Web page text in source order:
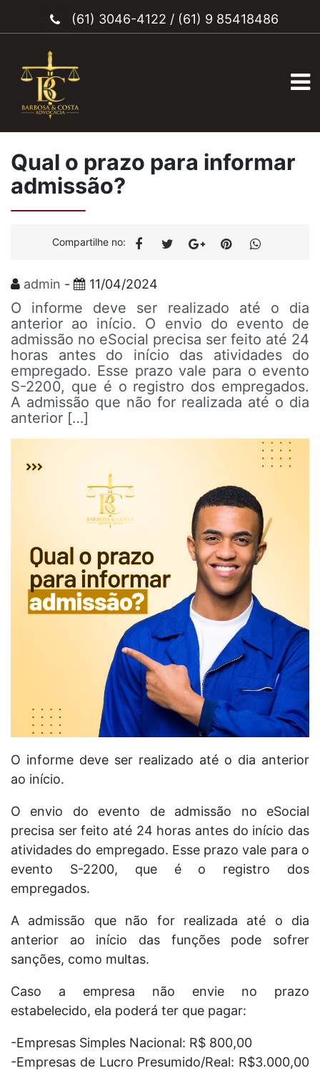
(61) 3046-4122 / (61) 9 85418486
Qual o prazo para informar
admissão?
Compartilhe no:
admin - 11/04/2024
O informe deve ser realizado até o dia
anterior ao início. O envio do evento de
admissão no eSocial precisa ser feito até 24
horas antes do início das atividades do
empregado. Esse prazo vale para o evento
S-2200, que é o registro dos empregados.
A admissão que não for realizada até o dia
anterior […]
O informe deve ser realizado até o dia anterior
ao início.
O envio do evento de admissão no eSocial
precisa ser feito até 24 horas antes do início das
atividades do empregado. Esse prazo vale para o
evento S-2200, que é o registro dos
empregados.
A admissão que não for realizada até o dia
anterior ao início das funções pode sofrer
sanções, como multas.
Caso a empresa não envie no prazo
estabelecido, ela poderá ter que pagar:
-Empresas Simples Nacional: R$ 800,00
-Empresas de Lucro Presumido/Real: R$3.000,00